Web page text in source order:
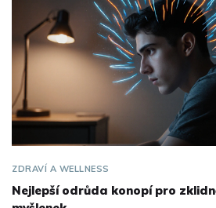
ZDRAVÍ A WELLNESS
Nejlepší odrůda konopí pro